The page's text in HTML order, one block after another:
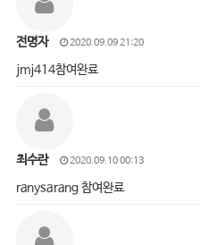
전명자 2020.09.09 21:20
jmj414참여완료
최수란 2020.09.10 00:13
ranysarang 참여완료